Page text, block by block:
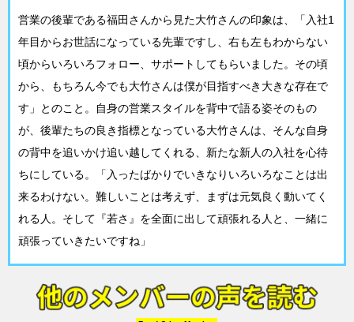
営業の後輩である福田さんから見た大竹さんの印象は、「入社1
年目からお世話になっている先輩ですし、右も左もわからない
頃からいろいろフォロー、サポートしてもらいました。その頃
から、もちろん今でも大竹さんは僕が目指すべき大きな存在で
す」とのこと。自身の営業スタイルを背中で語る姿そのもの
が、後輩たちの良き指標となっている大竹さんは、そんな自身
の背中を追いかけ追い越してくれる、新たな新人の入社を心待
ちにしている。「入ったばかりでいきなりいろいろなことは出
来るわけない。難しいことは考えず、まずは元気良く動いてく
れる人。そして『若さ』を全面に出して頑張れる人と、一緒に
頑張っていきたいですね」